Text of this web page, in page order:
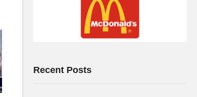
Recent Posts